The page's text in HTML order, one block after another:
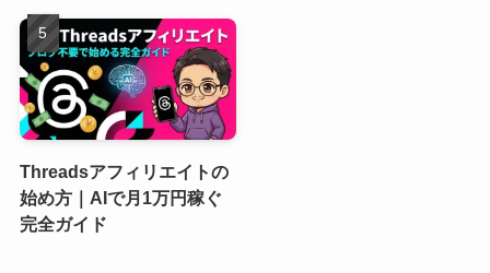
Threadsアフィリエイトの
始め方｜AIで月1万円稼ぐ
完全ガイド